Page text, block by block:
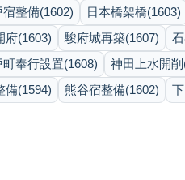
宿整備(1602)
日本橋架橋(1603)
府(1603) 駿府城再築(1607)
町奉行設置(1608)
神田上水開
備(1594) 熊谷宿整備(1602)